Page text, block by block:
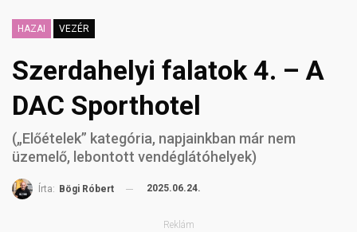
HAZAI VEZÉR
Szerdahelyi falatok 4. – A
DAC Sporthotel
(„Előételek” kategória, napjainkban már nem
üzemelő, lebontott vendéglátóhelyek)
Írta: Bögi Róbert 2025.06.24.
Reklám